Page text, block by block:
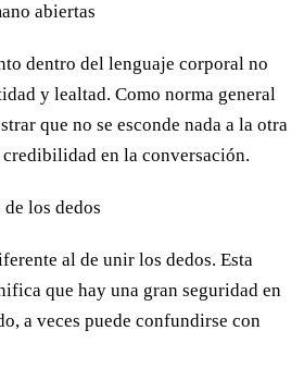
abiertas
dentro del lenguaje corporal no
y lealtad. Como norma general
que no se esconde nada a la otra
credibilidad en la conversación.
los dedos
al de unir los dedos. Esta
que hay una gran seguridad en
a veces puede confundirse con